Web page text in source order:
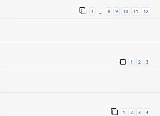
1 8 9 10 11 12
1 2 3
1 2 3 4